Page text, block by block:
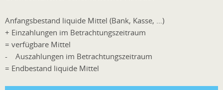
Anfangsbestand liquide Mittel (Bank, Kasse, …)
+ Einzahlungen im Betrachtungszeitraum
= verfügbare Mittel
- Auszahlungen im Betrachtungszeitraum
= Endbestand liquide Mittel